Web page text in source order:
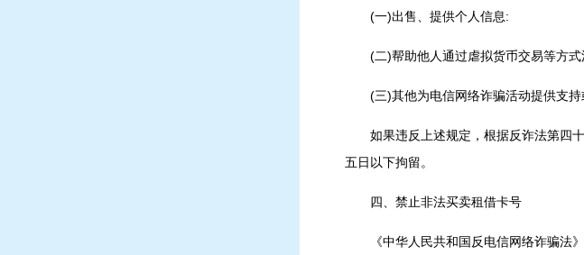
(一)出售、提供个人信息:
(二)帮助他人通过虐拟货币交易等方式
(三)其他为电信网络诈骗活动提供支持
如果违反上述规定，根据反诈法第四
五日以下拘留。
四、禁止非法买卖租借卡号
《中华人民共和国反电信网络诈骗